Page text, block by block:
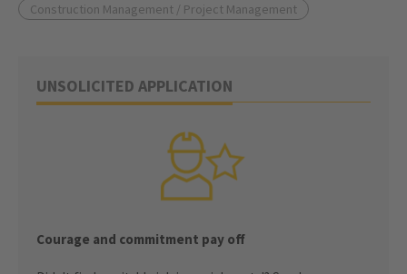
Construction Management / Project Management
UNSOLICITED APPLICATION
Courage and commitment pay off